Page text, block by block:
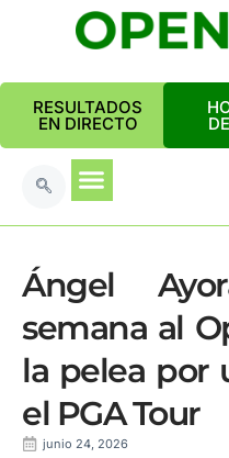
RESULTADOS
EN DIRECTO
Ángel
semana al
la pelea por
el PGA Tour
junio 24, 2026